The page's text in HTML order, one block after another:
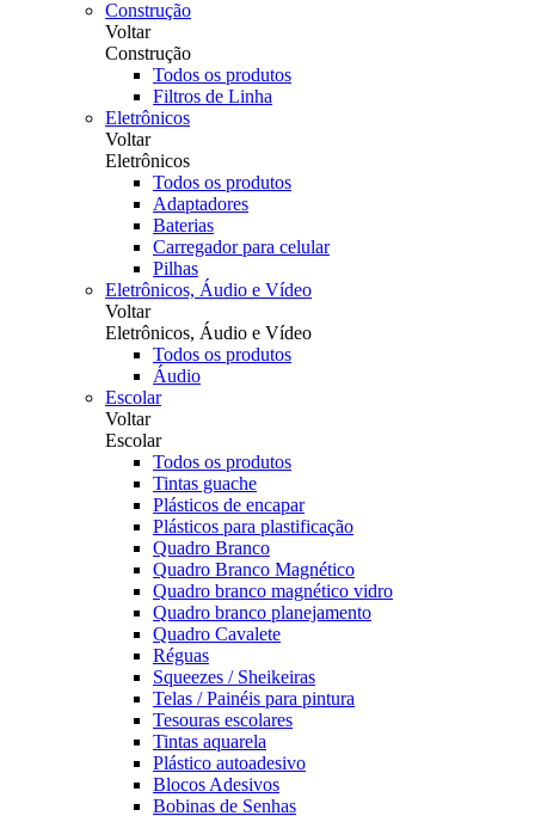
Construção
Voltar
Construção
Todos os produtos
Filtros de Linha
Eletrônicos
Voltar
Eletrônicos
Todos os produtos
Adaptadores
Baterias
Carregador para celular
Pilhas
Eletrônicos, Áudio e Vídeo
Voltar
Eletrônicos, Áudio e Vídeo
Todos os produtos
Áudio
Escolar
Voltar
Escolar
Todos os produtos
Tintas guache
Plásticos de encapar
Plásticos para plastificação
Quadro Branco
Quadro Branco Magnético
Quadro branco magnético vidro
Quadro branco planejamento
Quadro Cavalete
Réguas
Squeezes / Sheikeiras
Telas / Painéis para pintura
Tesouras escolares
Tintas aquarela
Plástico autoadesivo
Blocos Adesivos
Bobinas de Senhas